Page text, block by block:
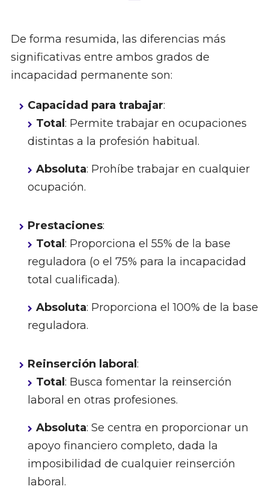
De forma resumida, las diferencias más
significativas entre ambos grados de
incapacidad permanente son:
Capacidad para trabajar:
Total : Permite trabajar en ocupaciones
distintas a la profesión habitual.
Absoluta: Prohíbe trabajar en cualquier
ocupación.
Prestaciones:
Total : Proporciona el 55% de la base
reguladora (o el 75% para la incapacidad
total cualificada).
Absoluta: Proporciona el 100% de la base
reguladora.
Reinserción laboral :
Total : Busca fomentar la reinserción
laboral en otras profesiones.
Absoluta: Se centra en proporcionar un
apoyo financiero completo, dada la
imposibilidad de cualquier reinserción
laboral.